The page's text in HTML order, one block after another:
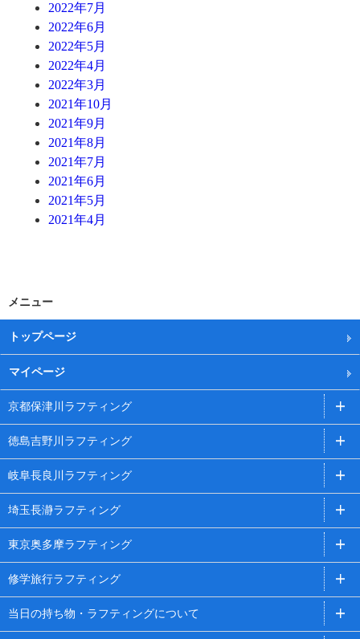
2022年7月
2022年6月
2022年5月
2022年4月
2022年3月
2021年10月
2021年9月
2021年8月
2021年7月
2021年6月
2021年5月
2021年4月
メニュー
トップページ
マイページ
京都保津川ラフティング
徳島吉野川ラフティング
岐阜長良川ラフティング
埼玉長瀞ラフティング
東京奥多摩ラフティング
修学旅行ラフティング
当日の持ち物・ラフティングについて